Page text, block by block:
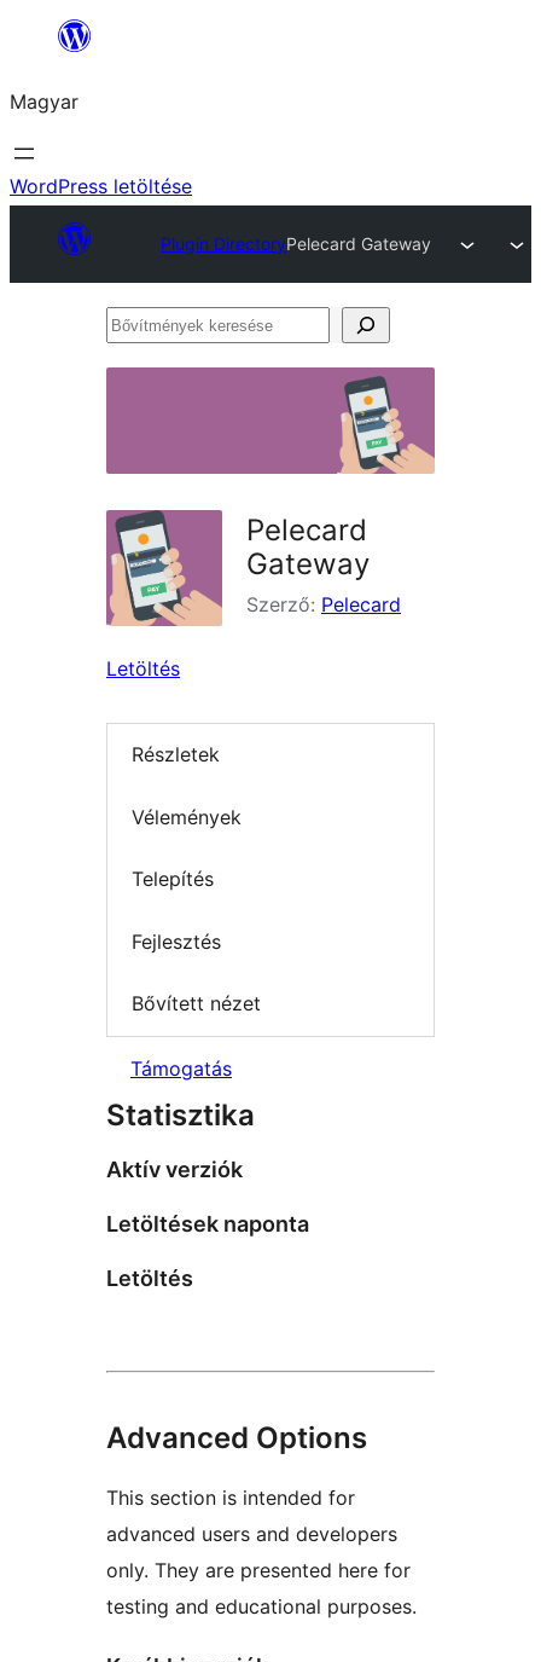
Ugrás
tartalomhoz
Magyar
WordPress letöltése
Plugin DirectoryPelecard Gateway
Bővítmények
Pelecard
Gateway
Szerző: Pelecard
Letöltés
Részletek
Vélemények
Telepítés
Fejlesztés
Bővített nézet
Támogatás
Statisztika
Aktív verziók
Letöltések naponta
Letöltés
Advanced Options
This section is intended for
advanced users and developers
only. They are presented here for
testing and educational purposes.